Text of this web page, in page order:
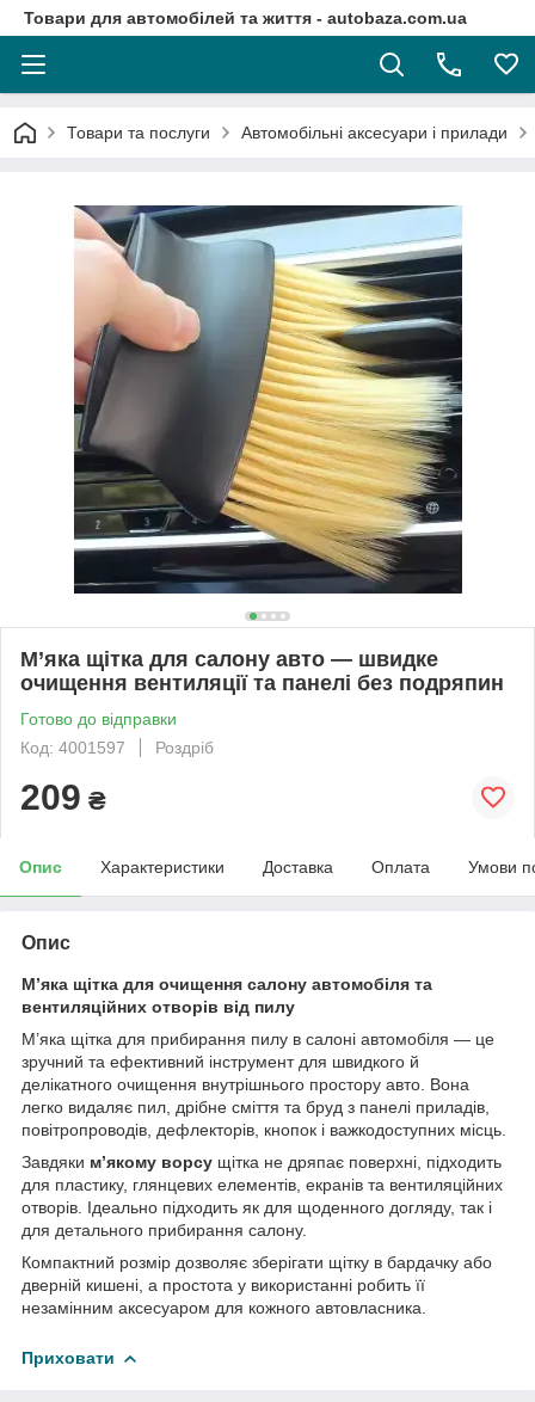
Товари для автомобілей та життя - autobaza.com.ua
Товари та послуги Автомобільні аксесуари і прилади
М’яка щітка для салону авто — швидке
очищення вентиляції та панелі без подряпин
Готово до відправки
Код: 4001597
Роздріб
209 ₴
Опис Характеристики Доставка Оплата Умови
Опис
М’яка щітка для очищення салону автомобіля та
вентиляційних отворів від пилу
М’яка щітка для прибирання пилу в салоні автомобіля — це
зручний та ефективний інструмент для швидкого й
делікатного очищення внутрішнього простору авто. Вона
легко видаляє пил, дрібне сміття та бруд з панелі приладів,
повітропроводів, дефлекторів, кнопок і важкодоступних місць.
Завдяки м’якому ворсу щітка не дряпає поверхні, підходить
для пластику, глянцевих елементів, екранів та вентиляційних
отворів. Ідеально підходить як для щоденного догляду, так і
для детального прибирання салону.
Компактний розмір дозволяє зберігати щітку в бардачку або
дверній кишені, а простота у використанні робить її
незамінним аксесуаром для кожного автовласника.
Приховати